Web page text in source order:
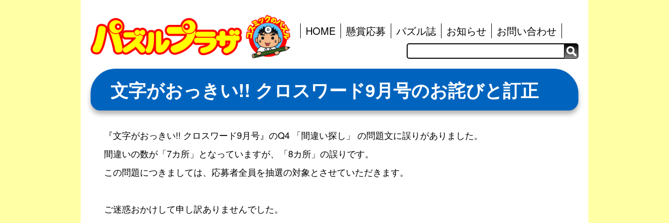
Skip
to
content
HOME 懸賞応募 パズル誌 お知らせ お問い合わせ
文字がおっきい!! クロスワード9月号のお詫びと訂正
『文字がおっきい!! クロスワード9月号』のQ4 「間違い探し」 の問題文に誤りがありました。
間違いの数が「7カ所」となっていますが、「8カ所」の誤りです。
この問題につきましては、応募者全員を抽選の対象とさせていただきます。
ご迷惑おかけして申し訳ありませんでした。